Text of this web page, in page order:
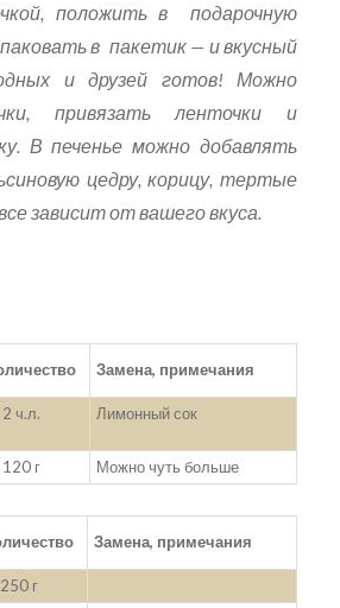
положить в подарочную
в пакетик — и вкусный
и друзей готов! Можно
привязать ленточки и
В печенье можно добавлять
цедру, корицу, тертые
зависит от вашего вкуса.
Замена, примечания
ч.л. Лимонный сок
г Можно чуть больше
Замена, примечания
г